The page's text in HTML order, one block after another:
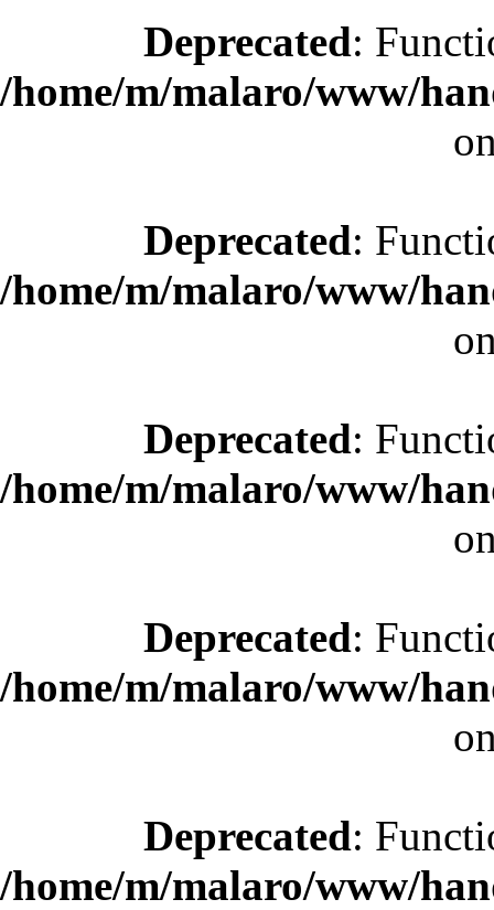
Deprecated:
/home/m/malaro/www/
Deprecated:
/home/m/malaro/www/
Deprecated:
/home/m/malaro/www/
Deprecated:
/home/m/malaro/www/
Deprecated:
/home/m/malaro/www/